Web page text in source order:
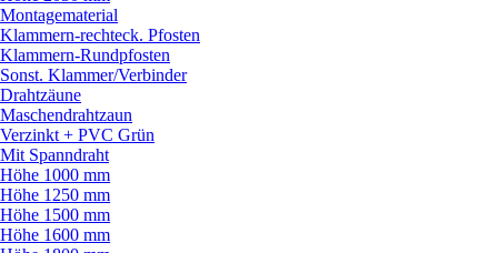
Montagematerial
Klammern-rechteck. Pfosten
Klammern-Rundpfosten
Sonst. Klammer/Verbinder
Drahtzäune
Maschendrahtzaun
Verzinkt + PVC Grün
Mit Spanndraht
Höhe 1000 mm
Höhe 1250 mm
Höhe 1500 mm
Höhe 1600 mm